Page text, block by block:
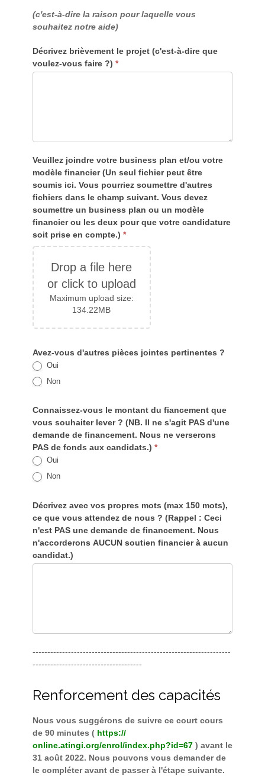
(c'est-à-dire la raison pour laquelle vous
souhaitez notre aide)
Décrivez brièvement le projet (c'est-à-dire que
voulez-vous faire ?) *
Veuillez joindre votre business plan et/ou votre
modèle financier (Un seul fichier peut être
soumis ici. Vous pourriez soumettre d'autres
fichiers dans le champ suivant. Vous devez
soumettre un business plan ou un modèle
financier ou les deux pour que votre candidature
soit prise en compte.) *
Drop a file here
or click to upload
Maximum upload size:
134.22MB
Avez-vous d'autres pièces jointes pertinentes ?
Oui
Non
Connaissez-vous le montant du fiancement que
vous souhaiter lever ? (NB. Il ne s'agit PAS d'une
demande de financement. Nous ne verserons
PAS de fonds aux candidats.) *
Oui
Non
Décrivez avec vos propres mots (max 150 mots),
ce que vous attendez de nous ? (Rappel : Ceci
n'est PAS une demande de financement. Nous
n'accorderons AUCUN soutien financier à aucun
candidat.)
-------------------------------------------------------------------
-------------------------------------
Renforcement des capacités
Nous vous suggérons de suivre ce court cours
de 90 minutes ( https://
online.atingi.org/enrol/index.php?id=67) avant le
31 août 2022. Nous pouvons vous demander de
le compléter avant de passer à l'étape suivante.